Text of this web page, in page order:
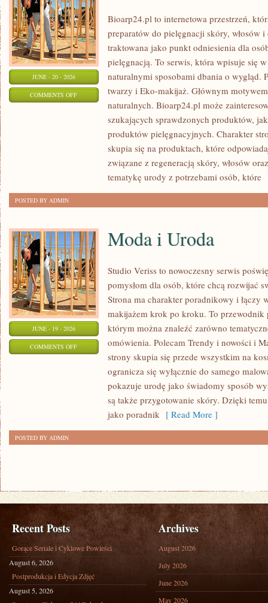
JUNE - 20 - 2026
COMMENTS OFFON
KOSMETYKI
Bioarp24.pl to internetowa przestrzeń,
preparatów do pielęgnacji skóry, włosów i
traktowana jako punkt odniesienia dla
pielęgnacją. To serwis, która wpisuje się
naturalnymi sposobami dbania o wygląd.
twarzy i Eko-makijaż. Głównym
naturalnych. Bioarp24.pl może
szukających sprawdzonych produktów,
produktów pielęgnacyjnych. Charakter
skupia się na produktach, które
związane z regeneracją skóry, włosów
tematykę urody z potrzebami osób, które
POSTED BY ADMIN
JUNE - 19 - 2026
COMMENTS OFFON
Moda i Uroda
Studio Veriss to nowoczesny serwis
pomysłom dla osób, które chcą rozwijać
Strona ma charakter poradnikowy i łączy
makijażem krok po kroku. To
którym można znaleźć zarówno
omówienia. Polecam Trendy i nowości i
strony skupia się przede wszystkim na
ogranicza się wyłącznie do samego
pokazuje urodę jako świadomy sposób
są także przygotowanie skóry. Dzięki
jako poradnik [ Read More ]
POSTED BY ADMIN
Recent Posts
Gorące Seriale i Cyklowe Powieści
August 6, 2026
Postprodukcja i Edycja Zdjęć
August 5, 2026
Archives
August 2026
July 2026
June 2026
May 2026